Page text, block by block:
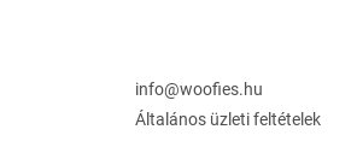
info@woofies.hu
Általános üzleti feltételek